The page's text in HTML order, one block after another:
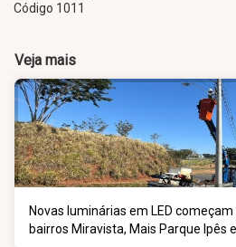
Código 1011
Veja mais
Novas luminárias em LED
bairros Miravista, Mais Parque Ipês